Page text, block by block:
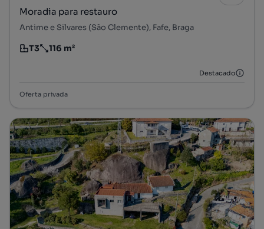
Moradia para restauro
Antime e Silvares (São Clemente), Fafe, Braga
Tipologia
T3
Preço por metro quadrado
116 m²
Destacado
Oferta privada